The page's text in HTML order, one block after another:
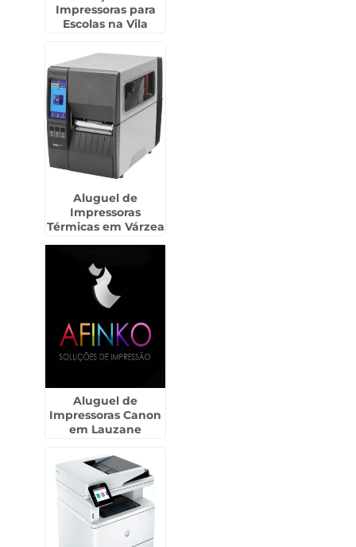
Impressoras para
Escolas na Vila
Aluguel de
Impressoras
Térmicas em Várzea
Aluguel de
Impressoras Canon
em Lauzane